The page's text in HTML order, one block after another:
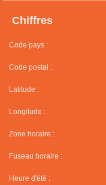
Chiffres
Code pays :
Code postal :
Latitude :
Longitude :
Zone horaire :
Fuseau horaire :
Heure d'été :